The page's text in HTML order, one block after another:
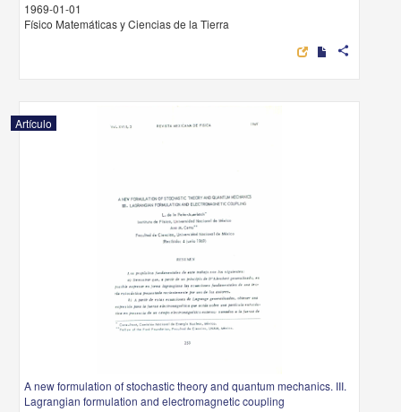
1969-01-01
Físico Matemáticas y Ciencias de la Tierra
share
Artículo
A new formulation of stochastic theory and quantum mechanics. III.
Lagrangian formulation and electromagnetic coupling